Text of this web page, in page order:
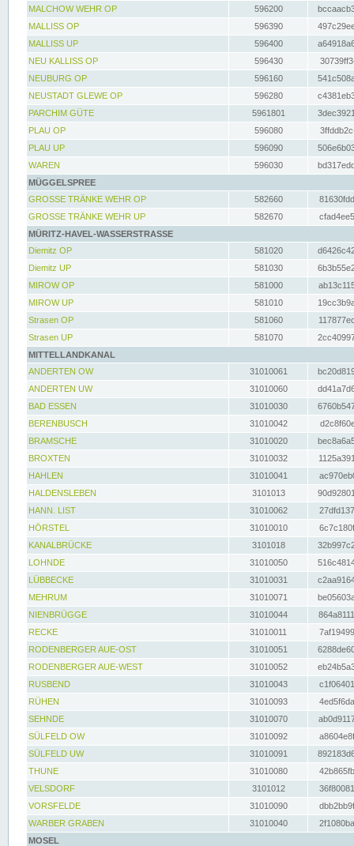
MALCHOW WEHR OP
596200
MALLISS OP
596390
MALLISS UP
596400
NEU KALLISS OP
596430
NEUBURG OP
596160
NEUSTADT GLEWE OP
596280
PARCHIM GÜTE
5961801
PLAU OP
596080
PLAU UP
596090
WAREN
596030
MÜGGELSPREE
GROSSE TRÄNKE WEHR OP
582660
GROSSE TRÄNKE WEHR UP
582670
MÜRITZ-HAVEL-WASSERSTRASSE
Diemitz OP
581020
Diemitz UP
581030
MIROW OP
581000
MIROW UP
581010
Strasen OP
581060
Strasen UP
581070
MITTELLANDKANAL
ANDERTEN OW
31010061
ANDERTEN UW
31010060
BAD ESSEN
31010030
BERENBUSCH
31010042
BRAMSCHE
31010020
BROXTEN
31010032
HAHLEN
31010041
HALDENSLEBEN
3101013
HANN. LIST
31010062
HÖRSTEL
31010010
KANALBRÜCKE
3101018
LOHNDE
31010050
LÜBBECKE
31010031
MEHRUM
31010071
NIENBRÜGGE
31010044
RECKE
31010011
RODENBERGER AUE-OST
31010051
RODENBERGER AUE-WEST
31010052
RUSBEND
31010043
RÜHEN
31010093
SEHNDE
31010070
SÜLFELD OW
31010092
SÜLFELD UW
31010091
THUNE
31010080
VELSDORF
3101012
VORSFELDE
31010090
WARBER GRABEN
31010040
MOSEL